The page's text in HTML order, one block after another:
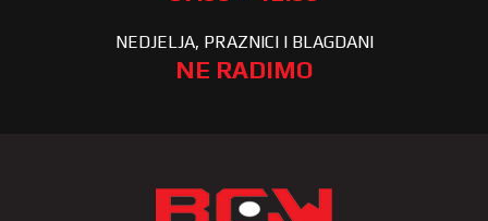
NEDJELJA, PRAZNICI I BLAGDANI
NE RADIMO